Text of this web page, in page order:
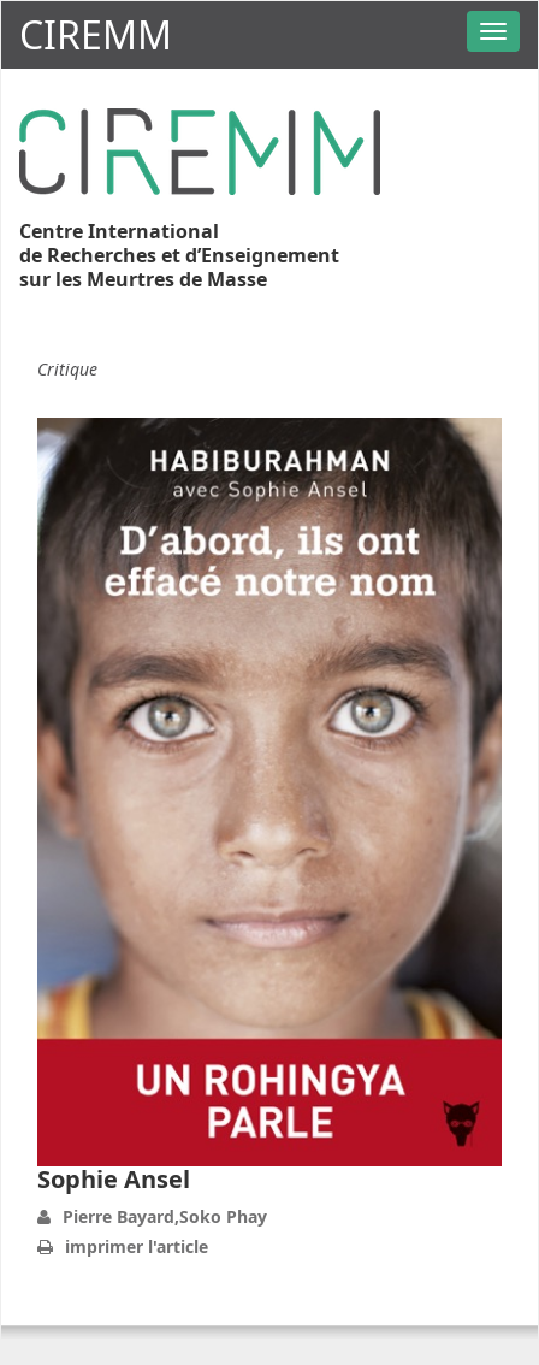
CIREMM
Centre International
de Recherches et d’Enseignement
sur les Meurtres de Masse
Critique
Sophie Ansel
Pierre Bayard,Soko Phay
imprimer l'article